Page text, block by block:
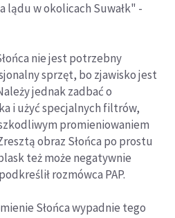
lądu w okolicach Suwałk" -
nie jest potrzebny
sprzęt, bo zjawisko jest
jednak zadbać o
i użyć specjalnych filtrów,
promieniowaniem
obraz Słońca po prostu
też może negatywnie
rozmówca PAP.
Słońca wypadnie tego